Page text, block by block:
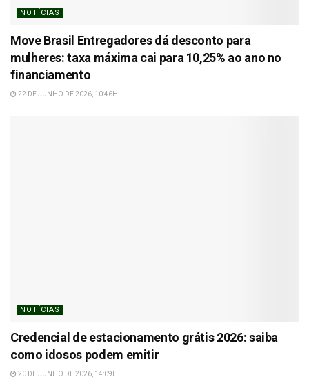
NOTÍCIAS
Move Brasil Entregadores dá desconto para
mulheres: taxa máxima cai para 10,25% ao ano no
financiamento
22 DE JUNHO DE 2026, 10:46H
NOTÍCIAS
Credencial de estacionamento grátis 2026: saiba
como idosos podem emitir
20 DE JUNHO DE 2026, 14:09H